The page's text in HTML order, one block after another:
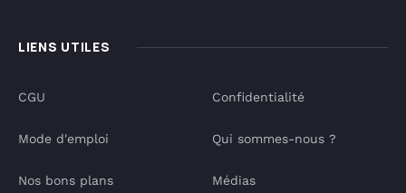
LIENS UTILES
CGU
Mode d'emploi
Nos bons plans
Confidentialité
Qui sommes-nous ?
Médias